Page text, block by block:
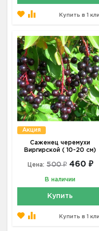
Купить в 1
Акция
Саженец черемухи
Виргирской ( 10-20 см)
Цена: 500 ₽ 460 ₽
В наличии
Купить
Купить в 1